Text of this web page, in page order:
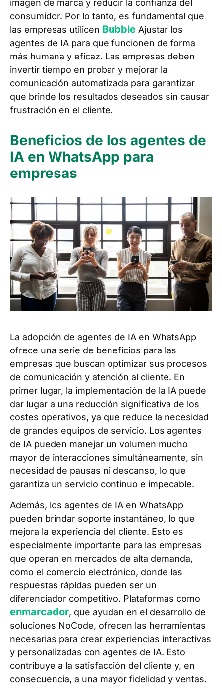
imagen de marca y reducir la confianza del
consumidor. Por lo tanto, es fundamental que
las empresas utilicen Bubble Ajustar los
agentes de IA para que funcionen de forma
más humana y eficaz. Las empresas deben
invertir tiempo en probar y mejorar la
comunicación automatizada para garantizar
que brinde los resultados deseados sin causar
frustración en el cliente.
Beneficios de los agentes de
IA en WhatsApp para
empresas
La adopción de agentes de IA en WhatsApp
ofrece una serie de beneficios para las
empresas que buscan optimizar sus procesos
de comunicación y atención al cliente. En
primer lugar, la implementación de la IA puede
dar lugar a una reducción significativa de los
costes operativos, ya que reduce la necesidad
de grandes equipos de servicio. Los agentes
de IA pueden manejar un volumen mucho
mayor de interacciones simultáneamente, sin
necesidad de pausas ni descanso, lo que
garantiza un servicio continuo e impecable.
Además, los agentes de IA en WhatsApp
pueden brindar soporte instantáneo, lo que
mejora la experiencia del cliente. Esto es
especialmente importante para las empresas
que operan en mercados de alta demanda,
como el comercio electrónico, donde las
respuestas rápidas pueden ser un
diferenciador competitivo. Plataformas como
enmarcador, que ayudan en el desarrollo de
soluciones NoCode, ofrecen las herramientas
necesarias para crear experiencias interactivas
y personalizadas con agentes de IA. Esto
contribuye a la satisfacción del cliente y, en
consecuencia, a una mayor fidelidad y ventas.